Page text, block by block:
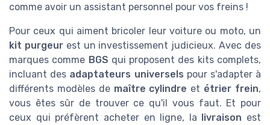
comme avoir un assistant personnel pour vos freins !
Pour ceux qui aiment bricoler leur voiture ou moto, un
kit purgeurest un investissement judicieux. Avec des
marques comme BGS qui proposent des kits complets,
incluant des adaptateurs universels pour s'adapter à
différents modèles de maître cylindre et étrier frein,
vous êtes sûr de trouver ce qu'il vous faut. Et pour
ceux qui préfèrent acheter en ligne, la livraison est